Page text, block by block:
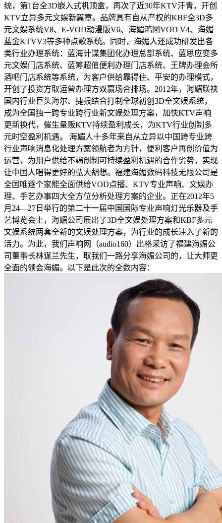
统，第1台全3D嵌入式机顶盒，再次了近30年KTV汗青，开创
KTV立异多元文娱新篇章。品牌具有自从产权的KBF全3D多
元文娱系统V8、E-VOD动漫版V6、海媚鸿図VOD V4、海媚
蓝金KTVV3等多种点歌系统。同时，海媚人还成功研发出各
类行业办理系统：蓝海计谋集团化办理总部系统、蓝思应变多
元文娱门店系统、蓝筹超值便利办理门店系统、王牌办理会所
酒吧门店系统等系统，为客户供给靠得住、平安的办理模式，
开创了投资方取运营办理方双赢场合排场。2012年，海媚联袂
国内行业巨头海尔、捷报结合打制全球初创3D全文娱系统，
成为全国独一跨专业跨行业新文娱处理方案，加快KTV声响
更新换代，催生量贩KTV持续盈利成长，为KTV行业创制多
元时空盈利机遇。 海媚人十多年来自从立异以中国跨专业跨
行业声响消息化处理方案领航者为方针，便利客户再创价值为
运营，为用户供给不竭创制可持续盈利机遇的合作劣势，实现
让中国人唱得更好的弘大胡想。福建海媚数码科技无限公司是
全国唯逐个家能全面供给VOD点播、KTV专业声响、文娱办
理、手艺办事四大全方位分析处理方案的企业。正在2012年5
月24—27日举行的第二十一届中国国际专业声响灯光乐器及手
艺博览会上，海媚公司展出了3D全文娱处理方案和KBF多元
文娱系统两套全新的文娱处理方案，为行业的成长注入了新的
活力。为此，我们声响网（audio160）出格采访了福建海媚公
司董事长林谋兰先生，取我们一路分享海媚公司的，让大师更
全面的领会海媚。以下是此次的全数内容：